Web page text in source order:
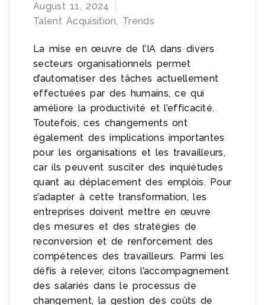
August 11, 2024
Talent Acquisition, Trends
La mise en œuvre de l’IA dans divers
secteurs organisationnels permet
d’automatiser des tâches actuellement
effectuées par des humains, ce qui
améliore la productivité et l’efficacité.
Toutefois, ces changements ont
également des implications importantes
pour les organisations et les travailleurs,
car ils peuvent susciter des inquiétudes
quant au déplacement des emplois. Pour
s’adapter à cette transformation, les
entreprises doivent mettre en œuvre
des mesures et des stratégies de
reconversion et de renforcement des
compétences des travailleurs. Parmi les
défis à relever, citons l’accompagnement
des salariés dans le processus de
changement, la gestion des coûts de